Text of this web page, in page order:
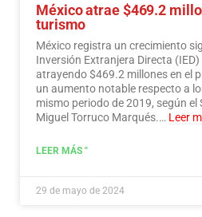
México atrae $469.2
turismo
México registra un crecimiento
Inversión Extranjera Directa
atrayendo $469.2 millones en el
un aumento notable respecto a
mismo periodo de 2019, según el
Miguel Torruco Marqués.… Leer
LEER MÁS "
29 de mayo de 2024